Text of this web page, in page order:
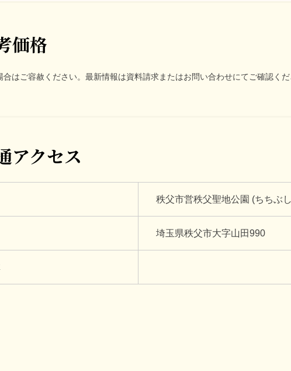
価格
はご容赦ください。最新情報は資料請求またはお問い合わせにてご確認くだ
アクセス
秩父市営秩父聖地公園 (ちちぶ
埼玉県秩父市大字山田990